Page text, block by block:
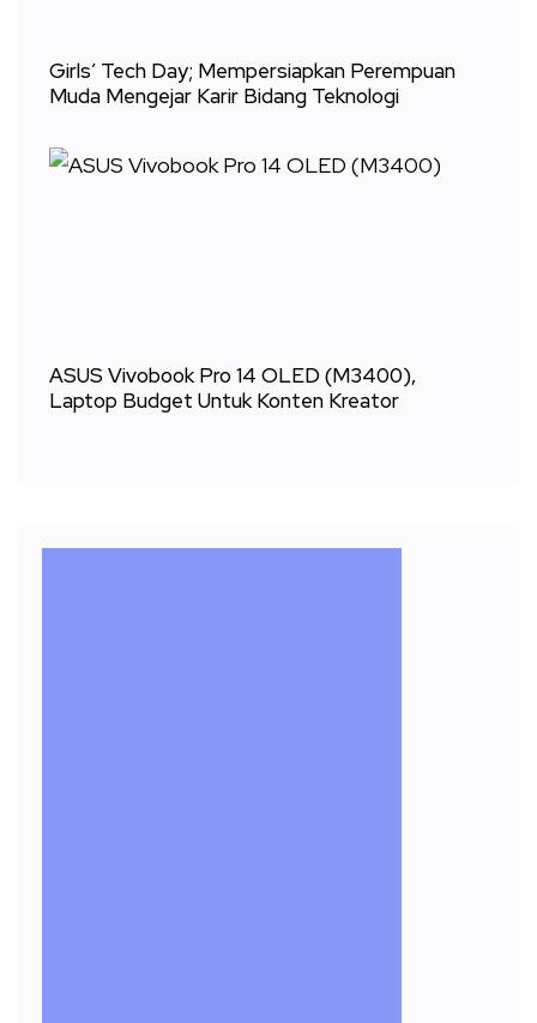
Girls’ Tech Day; Mempersiapkan Perempuan
Muda Mengejar Karir Bidang Teknologi
ASUS Vivobook Pro 14 OLED (M3400),
Laptop Budget Untuk Konten Kreator